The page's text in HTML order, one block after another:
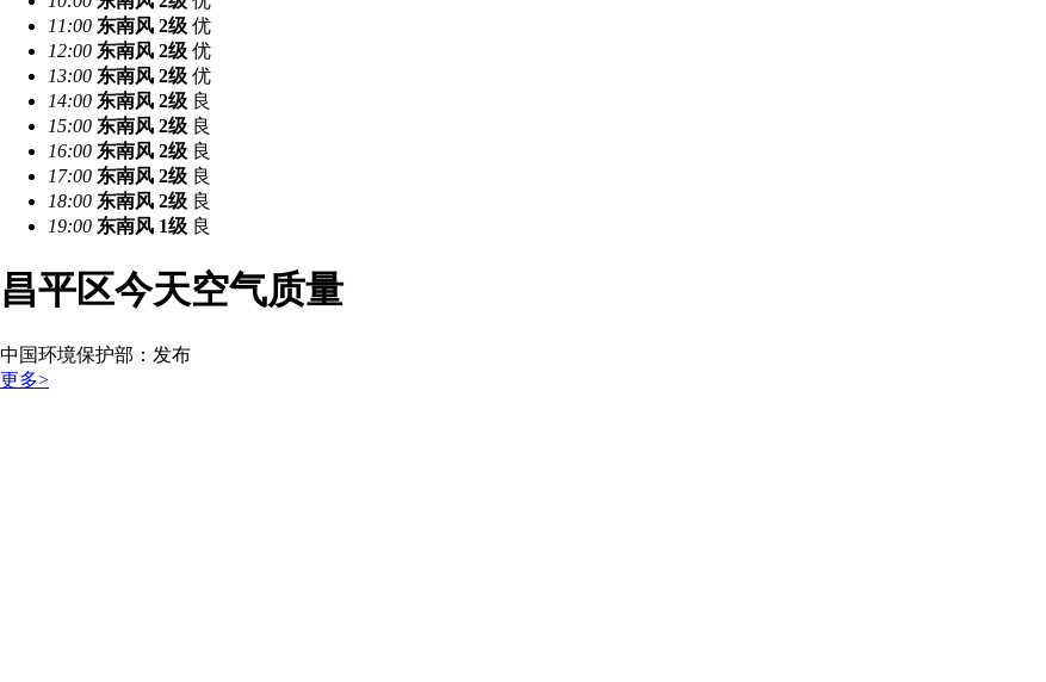
11:00 东南风 2级 优
12:00 东南风 2级 优
13:00 东南风 2级 优
14:00 东南风 2级 良
15:00 东南风 2级 良
16:00 东南风 2级 良
17:00 东南风 2级 良
18:00 东南风 2级 良
19:00 东南风 1级 良
昌平区今天空气质量
中国环境保护部： 发布
更多>